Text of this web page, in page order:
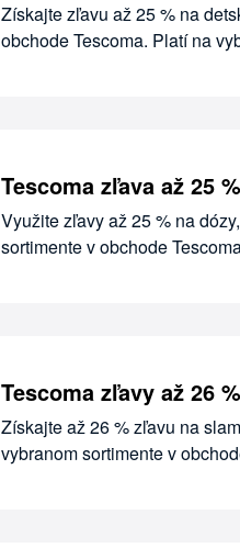
Získajte zľavu až 25 % na
obchode Tescoma. Platí na
Tescoma zľava až 25
Využite zľavy až 25 % na
sortimente v obchode
Tescoma zľavy až 26
Získajte až 26 % zľavu na
vybranom sortimente v